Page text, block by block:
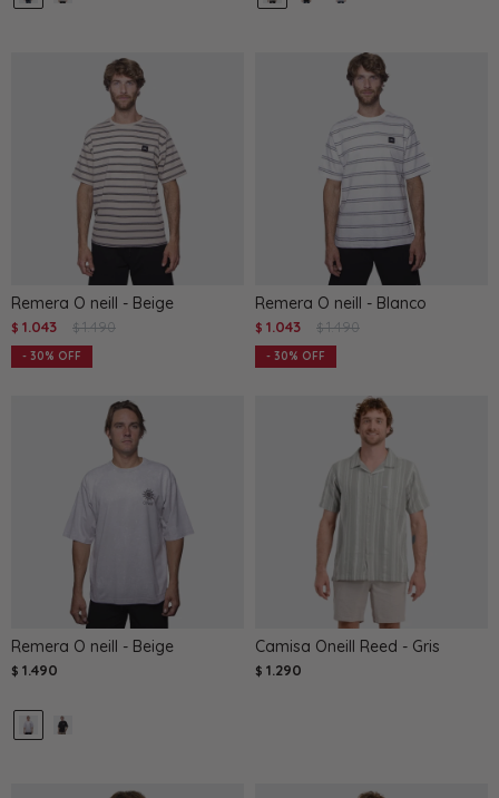
Remera O neill - Beige
$ 1.043 $ 1.490
30
Remera O neill - Blanco
$ 1.043 $ 1.490
30
Remera O neill - Beige
$ 1.490
Camisa Oneill Reed - Gris
$ 1.290